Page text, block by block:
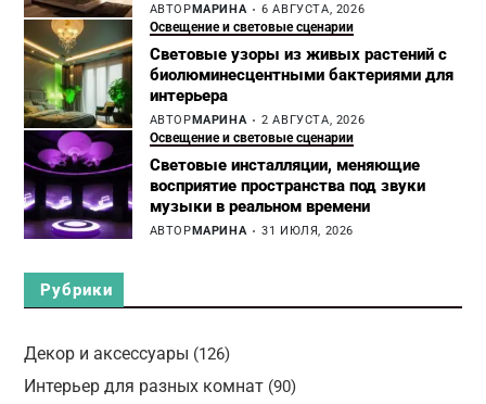
АВТОРМАРИНА 6 АВГУСТА, 2026
Освещение и световые сценарии
Световые узоры из живых растений с
биолюминесцентными бактериями для
интерьера
АВТОРМАРИНА 2 АВГУСТА, 2026
Освещение и световые сценарии
Световые инсталляции, меняющие
восприятие пространства под звуки
музыки в реальном времени
АВТОРМАРИНА 31 ИЮЛЯ, 2026
Рубрики
Декор и аксессуары (126)
Интерьер для разных комнат(90)